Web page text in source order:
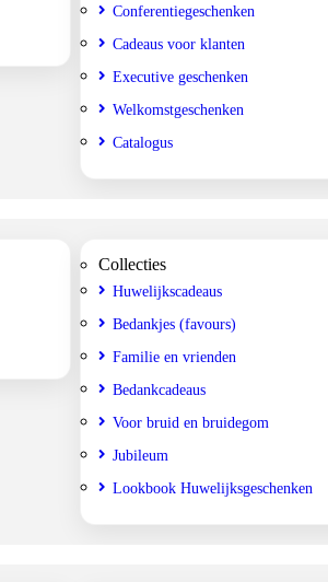
Conferentiegeschenken
Cadeaus voor klanten
Executive geschenken
Welkomstgeschenken
Catalogus
Collecties
Huwelijkscadeaus
Bedankjes (favours)
Familie en vrienden
Bedankcadeaus
Voor bruid en bruidegom
Jubileum
Lookbook Huwelijksgeschenken